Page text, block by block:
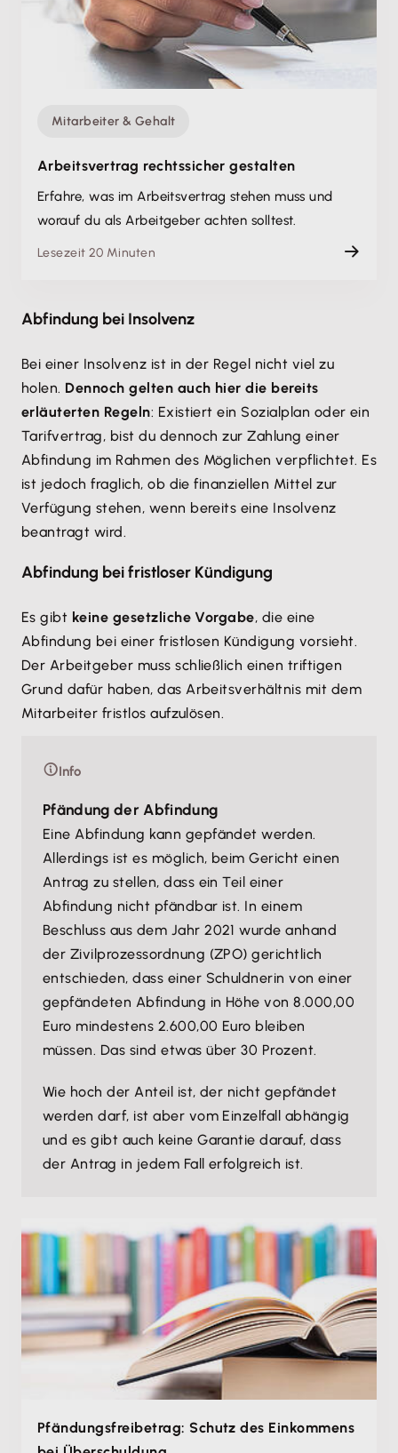
Mitarbeiter & Gehalt
Arbeitsvertrag rechtssicher gestalten
Erfahre, was im Arbeitsvertrag stehen muss und
worauf du als Arbeitgeber achten solltest.
Lesezeit 20 Minuten
Abfindung bei Insolvenz
Bei einer Insolvenz ist in der Regel nicht viel zu
holen. Dennoch gelten auch hier die bereits
erläuterten Regeln: Existiert ein Sozialplan oder ein
Tarifvertrag, bist du dennoch zur Zahlung einer
Abfindung im Rahmen des Möglichen verpflichtet. Es
ist jedoch fraglich, ob die finanziellen Mittel zur
Verfügung stehen, wenn bereits eine Insolvenz
beantragt wird.
Abfindung bei fristloser Kündigung
Es gibt keine gesetzliche Vorgabe, die eine
Abfindung bei einer fristlosen Kündigung vorsieht.
Der Arbeitgeber muss schließlich einen triftigen
Grund dafür haben, das Arbeitsverhältnis mit dem
Mitarbeiter fristlos aufzulösen.
Info
Pfändung der Abfindung
Eine Abfindung kann gepfändet werden.
Allerdings ist es möglich, beim Gericht einen
Antrag zu stellen, dass ein Teil einer
Abfindung nicht pfändbar ist. In einem
Beschluss aus dem Jahr 2021 wurde anhand
der Zivilprozessordnung (ZPO) gerichtlich
entschieden, dass einer Schuldnerin von einer
gepfändeten Abfindung in Höhe von 8.000,00
Euro mindestens 2.600,00 Euro bleiben
müssen. Das sind etwas über 30 Prozent.
Wie hoch der Anteil ist, der nicht gepfändet
werden darf, ist aber vom Einzelfall abhängig
und es gibt auch keine Garantie darauf, dass
der Antrag in jedem Fall erfolgreich ist.
Pfändungsfreibetrag: Schutz des Einkommens